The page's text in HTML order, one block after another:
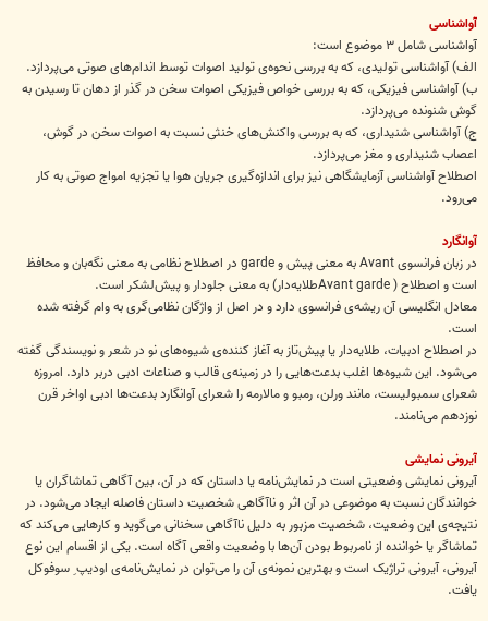
آواشناسی
آواشناسی شامل ۳ موضوع است:
الف) آواشناسی تولیدی، که به بررسی نحوه‌ی تولید اصوات توسط اندام‌های صوتی می‌پردازد.
ب) آواشناسی فیزیکی، که به بررسی خواص فیزیکی اصوات سخن در گذر از دهان تا رسیدن به
گوش شنونده می‌پردازد.
ج) آواشناسی شنیداری، که به بررسی واکنش‌های خنثی نسبت به اصوات سخن در گوش،
اعصاب شنیداری و مغز می‌پردازد.
اصطلاح آواشناسی آزمایشگاهی نیز برای اندازه‌گیری جریان هوا یا تجزیه امواج صوتی به کار
می‌رود.
آوانگارد
در زبان فرانسوی Avant به معنی پیش و garde در اصطلاح نظامی به معنی نگه‌بان و محافظ
است و اصطلاح ( Avant gardeطلایه‌دار) به معنی جلودار و پیش‌لشکر است.
معادل انگلیسی آن ریشه‌ی فرانسوی دارد و در اصل از واژگان نظامی‌گری به وام گرفته شده
است.
در اصطلاح ادبیات، طلایه‌دار یا پیش‌تاز به آغاز کننده‌ی شیوه‌های نو‌ در شعر و نویسندگی گفته
می‌شود. این شیوه‌ها اغلب بدعت‌هایی را در زمینه‌ی قالب و صناعات ادبی دربر دارد. امروزه
شعرای سمبولیست، مانند ورلن، رمبو و مالارمه را شعرای آوانگارد بدعت‌ها ادبی اواخر قرن
نوزدهم می‌نامند.
آیرونی نمایشی
آیرونی نمایشی وضعیتی است در نمایش‌نامه یا داستان که در آن، بین آگاهی تماشاگران یا
خوانندگان نسبت به موضوعی در آن اثر و ناآگاهی شخصیت داستان فاصله ایجاد می‌شود. در
نتیجه‌ی این وضعیت، شخصیت مزبور به دلیل ناآگاهی سخنانی می‌گوید و کارهایی می‌کند که
تماشاگر یا خواننده از نامربوط بودن آن‌ها با وضعیت واقعی آگاه است. یکی از اقسام این نوع
آیرونی، آیرونی تراژیک است و بهترین نمونه‌ی آن را می‌توان در نمایش‌نامه‌ی اودیپ ِ سوفوکل
یافت.